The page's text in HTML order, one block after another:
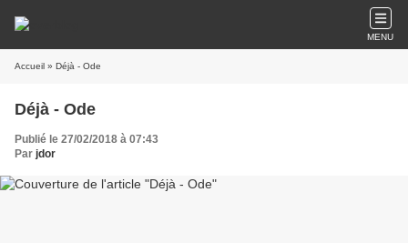
MENU
Accueil » Déjà - Ode
Déjà - Ode
Publié le 27/02/2018 à 07:43
Par jdor